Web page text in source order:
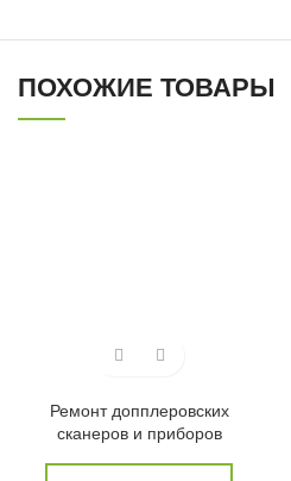
ПОХОЖИЕ ТОВАРЫ
Ремонт допплеровских
сканеров и приборов